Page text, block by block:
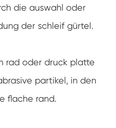
die auswahl oder
der schleif gürtel.
rad oder druck platte
partikel, in den
flache rand.